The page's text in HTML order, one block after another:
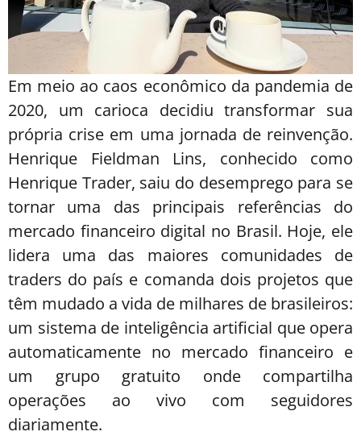
Em meio ao caos econômico da pandemia de
2020, um carioca decidiu transformar sua
própria crise em uma jornada de reinvenção.
Henrique Fieldman Lins, conhecido como
Henrique Trader, saiu do desemprego para se
tornar uma das principais referências do
mercado financeiro digital no Brasil. Hoje, ele
lidera uma das maiores comunidades de
traders do país e comanda dois projetos que
têm mudado a vida de milhares de brasileiros:
um sistema de inteligência artificial que opera
automaticamente no mercado financeiro e
um grupo gratuito onde compartilha
operações ao vivo com seguidores
diariamente.